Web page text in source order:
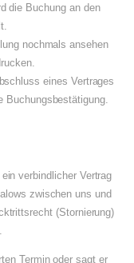
die Buchung an den
nochmals ansehen
eines Vertrages
Buchungsbestätigung.
verbindlicher Vertrag
zwischen uns und
(Stornierung)
Termin oder sagt er